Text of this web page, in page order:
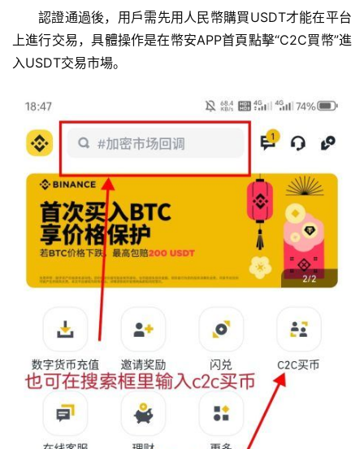
認證通過後，用戶需先用人民幣購買USDT才能在平台
上進行交易，具體操作是在幣安APP首頁點擊“C2C買幣”進
入USDT交易市場。